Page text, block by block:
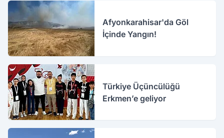
Afyonkarahisar'da Göl
İçinde Yangın!
Türkiye Üçüncülüğü
Erkmen’e geliyor